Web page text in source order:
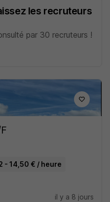
les recruteurs
par 30 recruteurs !
- 14,50 € / heure
il y a 8 jours